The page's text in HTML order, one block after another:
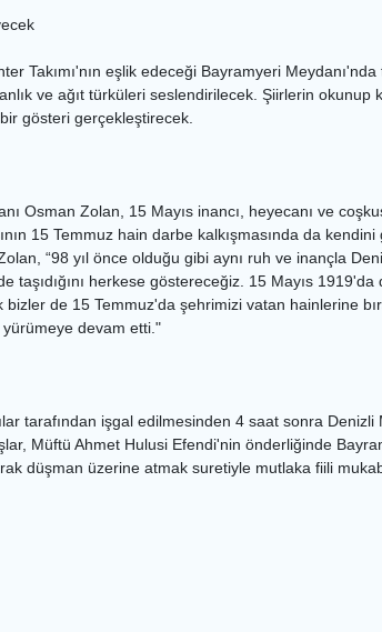
Takımı'nın eşlik edeceği Bayramyeri
ve ağıt türküleri seslendirilecek. Şiirlerin
gösteri gerçekleştirecek.
Osman Zolan, 15 Mayıs inancı, heyecanı ve
15 Temmuz hain darbe kalkışmasında da
“98 yıl önce olduğu gibi aynı ruh ve inançla
taşıdığını herkese göstereceğiz. 15 Mayıs
de 15 Temmuz'da şehrimizi vatan hainlerine
yürümeye devam etti."
tarafından işgal edilmesinden 4 saat sonra
Müftü Ahmet Hulusi Efendi'nin önderliğinde
düşman üzerine atmak suretiyle mutlaka fiili